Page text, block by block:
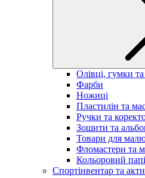
Олівці, гумки
Фарби
Ножиці
Пластилін та
Ручки та
Зошити та
Товари для
Фломастери та
Кольоровий
Спортінвентар та